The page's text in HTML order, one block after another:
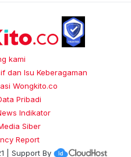
kami
dan Isu Keberagaman
Wongkito.co
Pribadi
Indikator
Siber
Report
| Support By